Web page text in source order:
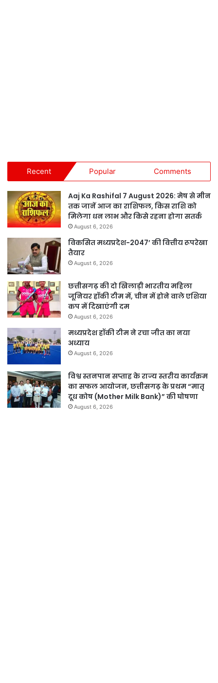
Recent Popular Comments
Aaj Ka Rashifal 7 August 2026: मेष से मीन
तक जानें आज का राशिफल, किस राशि को
मिलेगा धन लाभ और किसे रहना होगा सतर्क
August 6, 2026
विकसित मध्यप्रदेश-2047’ की वित्तीय रूपरेखा
तैयार
August 6, 2026
छत्तीसगढ़ की दो खिलाड़ी भारतीय महिला
जूनियर हॉकी टीम में, चीन में होने वाले एशिया
कप में दिखाएंगी दम
August 6, 2026
मध्यप्रदेश हॉकी टीम ने रचा जीत का नया
अध्याय
August 6, 2026
विश्व स्तनपान सप्ताह के राज्य स्तरीय कार्यक्रम
का सफल आयोजन, छत्तीसगढ़ के प्रथम “मातृ
दूध कोष (Mother Milk Bank)” की घोषणा
August 6, 2026